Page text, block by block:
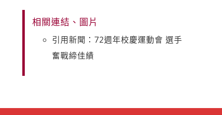
相關連結、圖片
引用新聞：72週年校慶運動會 選手
奮戰締佳績